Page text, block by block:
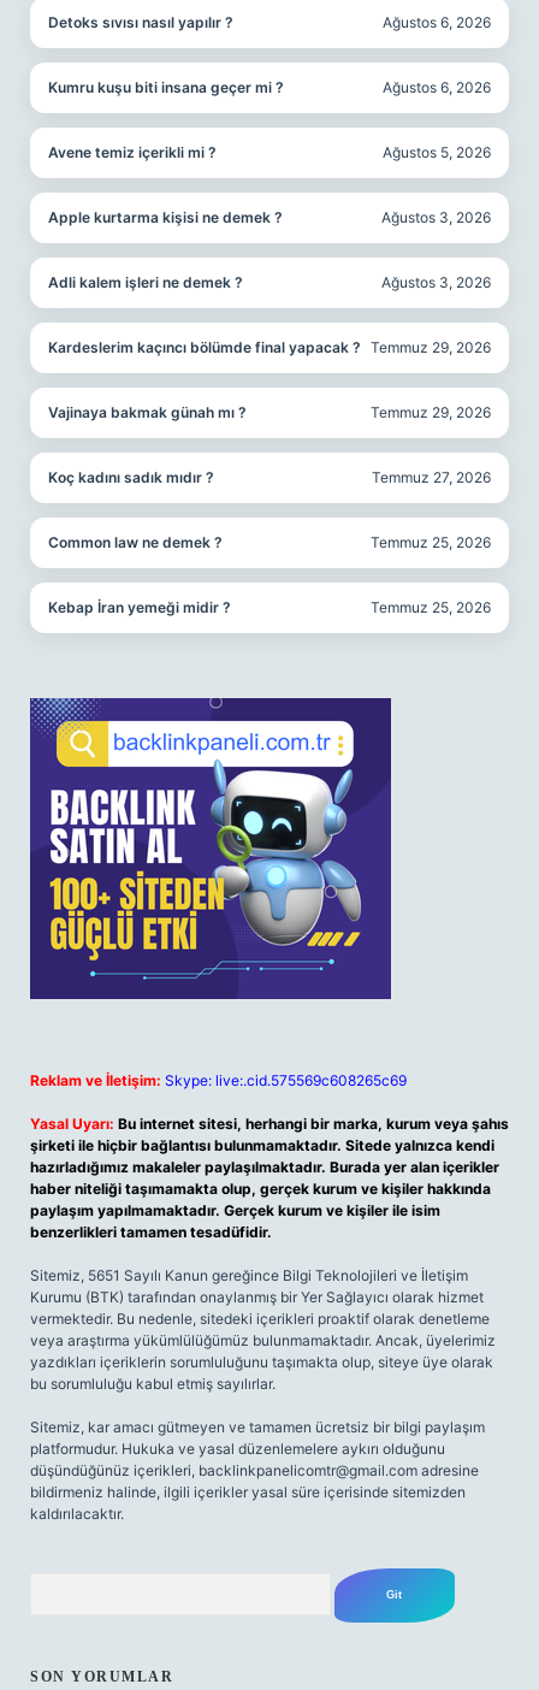
Detoks sıvısı nasıl yapılır ? Ağustos 6, 2026
Kumru kuşu biti insana geçer mi ? Ağustos 6, 2026
Avene temiz içerikli mi ? Ağustos 5, 2026
Apple kurtarma kişisi ne demek ? Ağustos 3, 2026
Adli kalem işleri ne demek ? Ağustos 3, 2026
Kardeslerim kaçıncı bölümde final yapacak ? Temmuz 29, 2026
Vajinaya bakmak günah mı ? Temmuz 29, 2026
Koç kadını sadık mıdır ? Temmuz 27, 2026
Common law ne demek ? Temmuz 25, 2026
Kebap İran yemeği midir ? Temmuz 25, 2026
Reklam ve İletişim: Skype: live:.cid.575569c608265c69
Yasal Uyarı: Bu internet sitesi, herhangi bir marka, kurum veya şahıs
şirketi ile hiçbir bağlantısı bulunmamaktadır. Sitede yalnızca kendi
hazırladığımız makaleler paylaşılmaktadır. Burada yer alan içerikler
haber niteliği taşımamakta olup, gerçek kurum ve kişiler hakkında
paylaşım yapılmamaktadır. Gerçek kurum ve kişiler ile isim
benzerlikleri tamamen tesadüfidir.
Sitemiz, 5651 Sayılı Kanun gereğince Bilgi Teknolojileri ve İletişim
Kurumu (BTK) tarafından onaylanmış bir Yer Sağlayıcı olarak hizmet
vermektedir. Bu nedenle, sitedeki içerikleri proaktif olarak denetleme
veya araştırma yükümlülüğümüz bulunmamaktadır. Ancak, üyelerimiz
yazdıkları içeriklerin sorumluluğunu taşımakta olup, siteye üye olarak
bu sorumluluğu kabul etmiş sayılırlar.
Sitemiz, kar amacı gütmeyen ve tamamen ücretsiz bir bilgi paylaşım
platformudur. Hukuka ve yasal düzenlemelere aykırı olduğunu
düşündüğünüz içerikleri, backlinkpanelicomtr@gmail.com adresine
bildirmeniz halinde, ilgili içerikler yasal süre içerisinde sitemizden
kaldırılacaktır.
SON YORUMLAR